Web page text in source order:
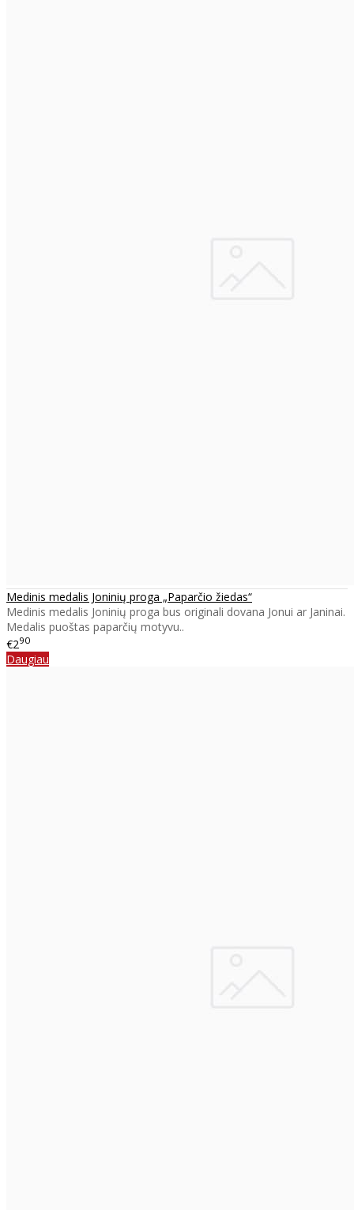
Medinis medalis Joninių proga „Paparčio žiedas“
Medinis medalis Joninių proga bus originali dovana Jonui ar Janinai.
Medalis puoštas paparčių motyvu..
€290
Daugiau